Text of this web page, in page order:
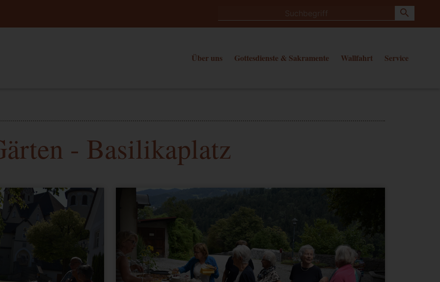
search
Über uns Gottesdienste & Sakramente Wallfahrt Service
- Basilikaplatz